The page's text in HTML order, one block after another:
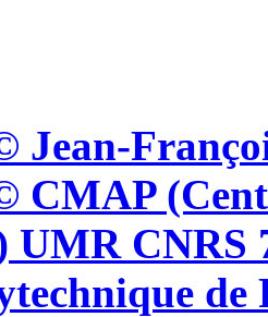
Jean-
CMAP
UMR CNRS
de